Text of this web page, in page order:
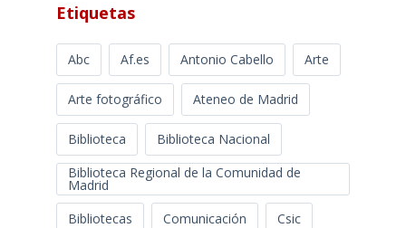
Etiquetas
Abc Af.es Antonio Cabello Arte
Arte fotográfico Ateneo de Madrid
Biblioteca
Biblioteca Nacional
Biblioteca Regional de la Comunidad de
Madrid
Bibliotecas
Comunicación Csic